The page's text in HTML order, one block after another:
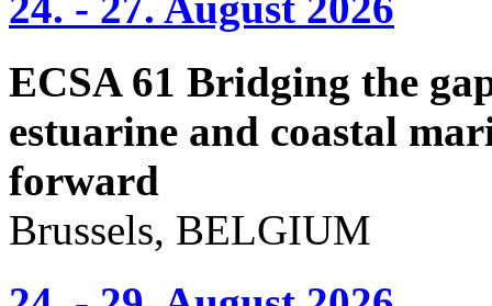
ECSA 61 Bridging the
estuarine and coastal
forward
Brussels, BELGIUM